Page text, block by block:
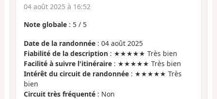
04 août 2025 à 16:52
Note globale : 5 / 5
Date de la randonnée : 04 août 2025
Fiabilité de la description : ★★★★★ Très bien
Facilité à suivre l'itinéraire : ★★★★★ Très bien
Intérêt du circuit de randonnée : ★★★★★ Très
bien
Circuit très fréquenté : Non